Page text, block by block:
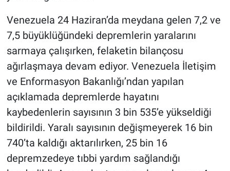
Venezuela 24 Haziran’da meydana gelen 7,2 ve
7,5 büyüklüğündeki depremlerin yaralarını
sarmaya çalışırken, felaketin bilançosu
ağırlaşmaya devam ediyor. Venezuela İletişim
ve Enformasyon Bakanlığı’ndan yapılan
açıklamada depremlerde hayatını
kaybedenlerin sayısının 3 bin 535’e yükseldiği
bildirildi. Yaralı sayısının değişmeyerek 16 bin
740’ta kaldığı aktarılırken, 25 bin 16
depremzedeye tıbbi yardım sağlandığı